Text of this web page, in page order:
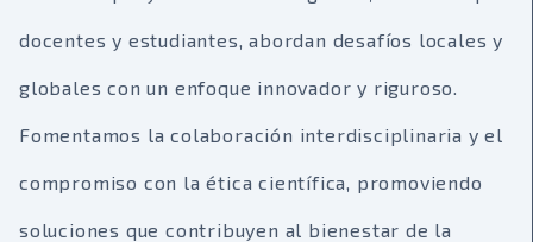
docentes y estudiantes, abordan desafíos locales y
globales con un enfoque innovador y riguroso.
Fomentamos la colaboración interdisciplinaria y el
compromiso con la ética científica, promoviendo
soluciones que contribuyen al bienestar de la